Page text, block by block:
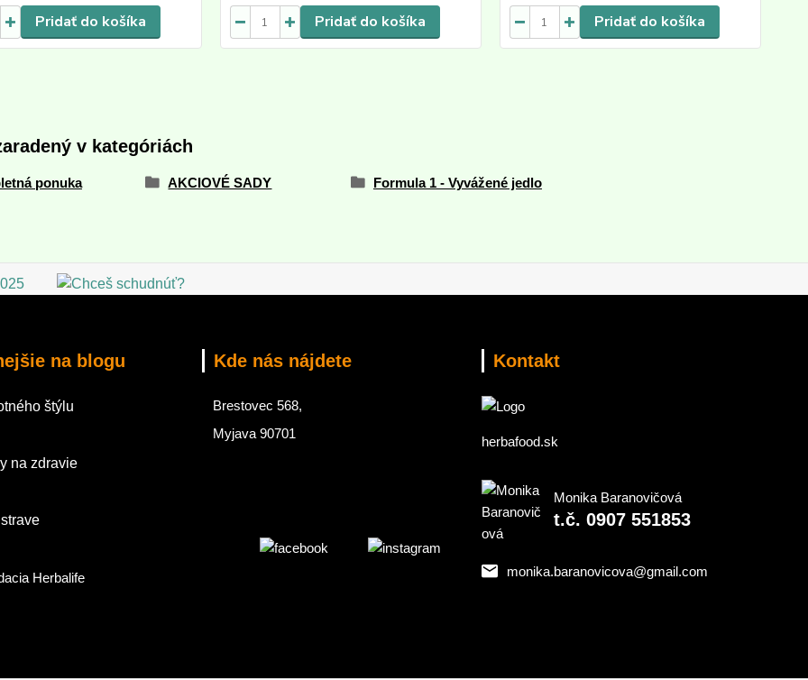
Pridať do košíka Pridať do košíka Pridať do košíka
v kategóriách
ponuka AKCIOVÉ SADY Formula 1 - Vyvážené jedlo
na blogu
štýlu
na zdravie
Kde nás nájdete
Brestovec 568,
Myjava 90701
Kontakt
herbafood.sk
Monika Baranovičová
t.č. 0907 551853
monika.baranovicova@gmail.com